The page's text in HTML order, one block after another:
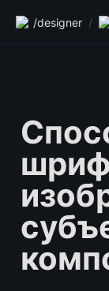
/designer /